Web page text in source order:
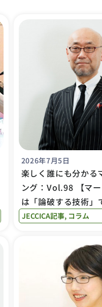
2026年7月5日
楽しく誰にも分かる
ング：Vol.98 【マ
は「論破する技術」
JECCICA記事, コラム